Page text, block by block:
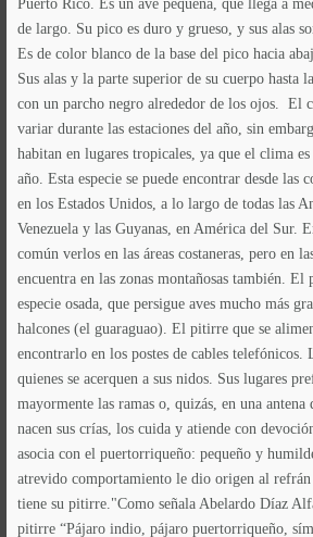
Puerto Rico. Es un ave pequeña, que llega a
de largo. Su pico es duro y grueso, y sus alas
Es de color blanco de la base del pico hacia
Sus alas y la parte superior de su cuerpo hasta
con un parcho negro alrededor de los ojos. El
variar durante las estaciones del año, sin
habitan en lugares tropicales, ya que el clima
año. Esta especie se puede encontrar desde las
en los Estados Unidos, a lo largo de todas las
Venezuela y las Guyanas, en América del Sur.
común verlos en las áreas costaneras, pero en
encuentra en las zonas montañosas también. El
especie osada, que persigue aves mucho más
halcones (el guaraguao). El pitirre que se
encontrarlo en los postes de cables telefónicos.
quienes se acerquen a sus nidos. Sus lugares
mayormente las ramas o, quizás, en una
nacen sus crías, los cuida y atiende con
asocia con el puertorriqueño: pequeño y
atrevido comportamiento le dio origen al
tiene su pitirre."Como señala Abelardo Díaz
pitirre “Pájaro indio, pájaro puertorriqueño,